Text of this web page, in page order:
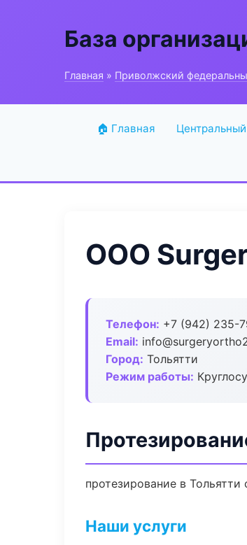
База
Главная » Приволжский
🏠 Главная
ООО
Телефон: +7 (942) 235-
Email:
Город: Тольятти
Режим работы:
протезирование в
Наши услуги